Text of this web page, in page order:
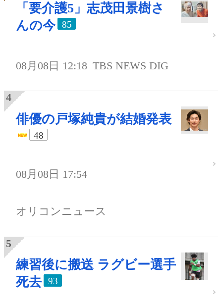
「要介護5」志茂田景樹さ
んの今
85
08月08日 12:18 TBS NEWS DIG
俳優の戸塚純貴が結婚発表
48
08月08日 17:54
オリコンニュース
練習後に搬送 ラグビー選手
死去
93